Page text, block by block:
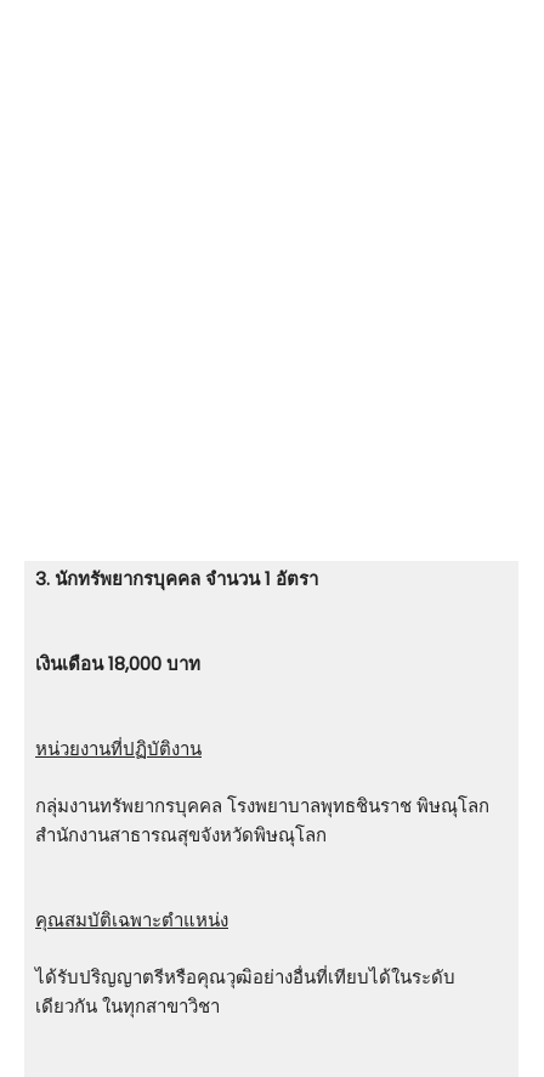
3. นักทรัพยากรบุคคล จำนวน 1 อัตรา
เงินเดือน 18,000 บาท
หน่วยงานที่ปฏิบัติงาน
กลุ่มงานทรัพยากรบุคคล โรงพยาบาลพุทธชินราช พิษณุโลก
สํานักงานสาธารณสุขจังหวัดพิษณุโลก
คุณสมบัติเฉพาะตำแหน่ง
ได้รับปริญญาตรีหรือคุณวุฒิอย่างอื่นที่เทียบได้ในระดับ
เดียวกัน ในทุกสาขาวิชา